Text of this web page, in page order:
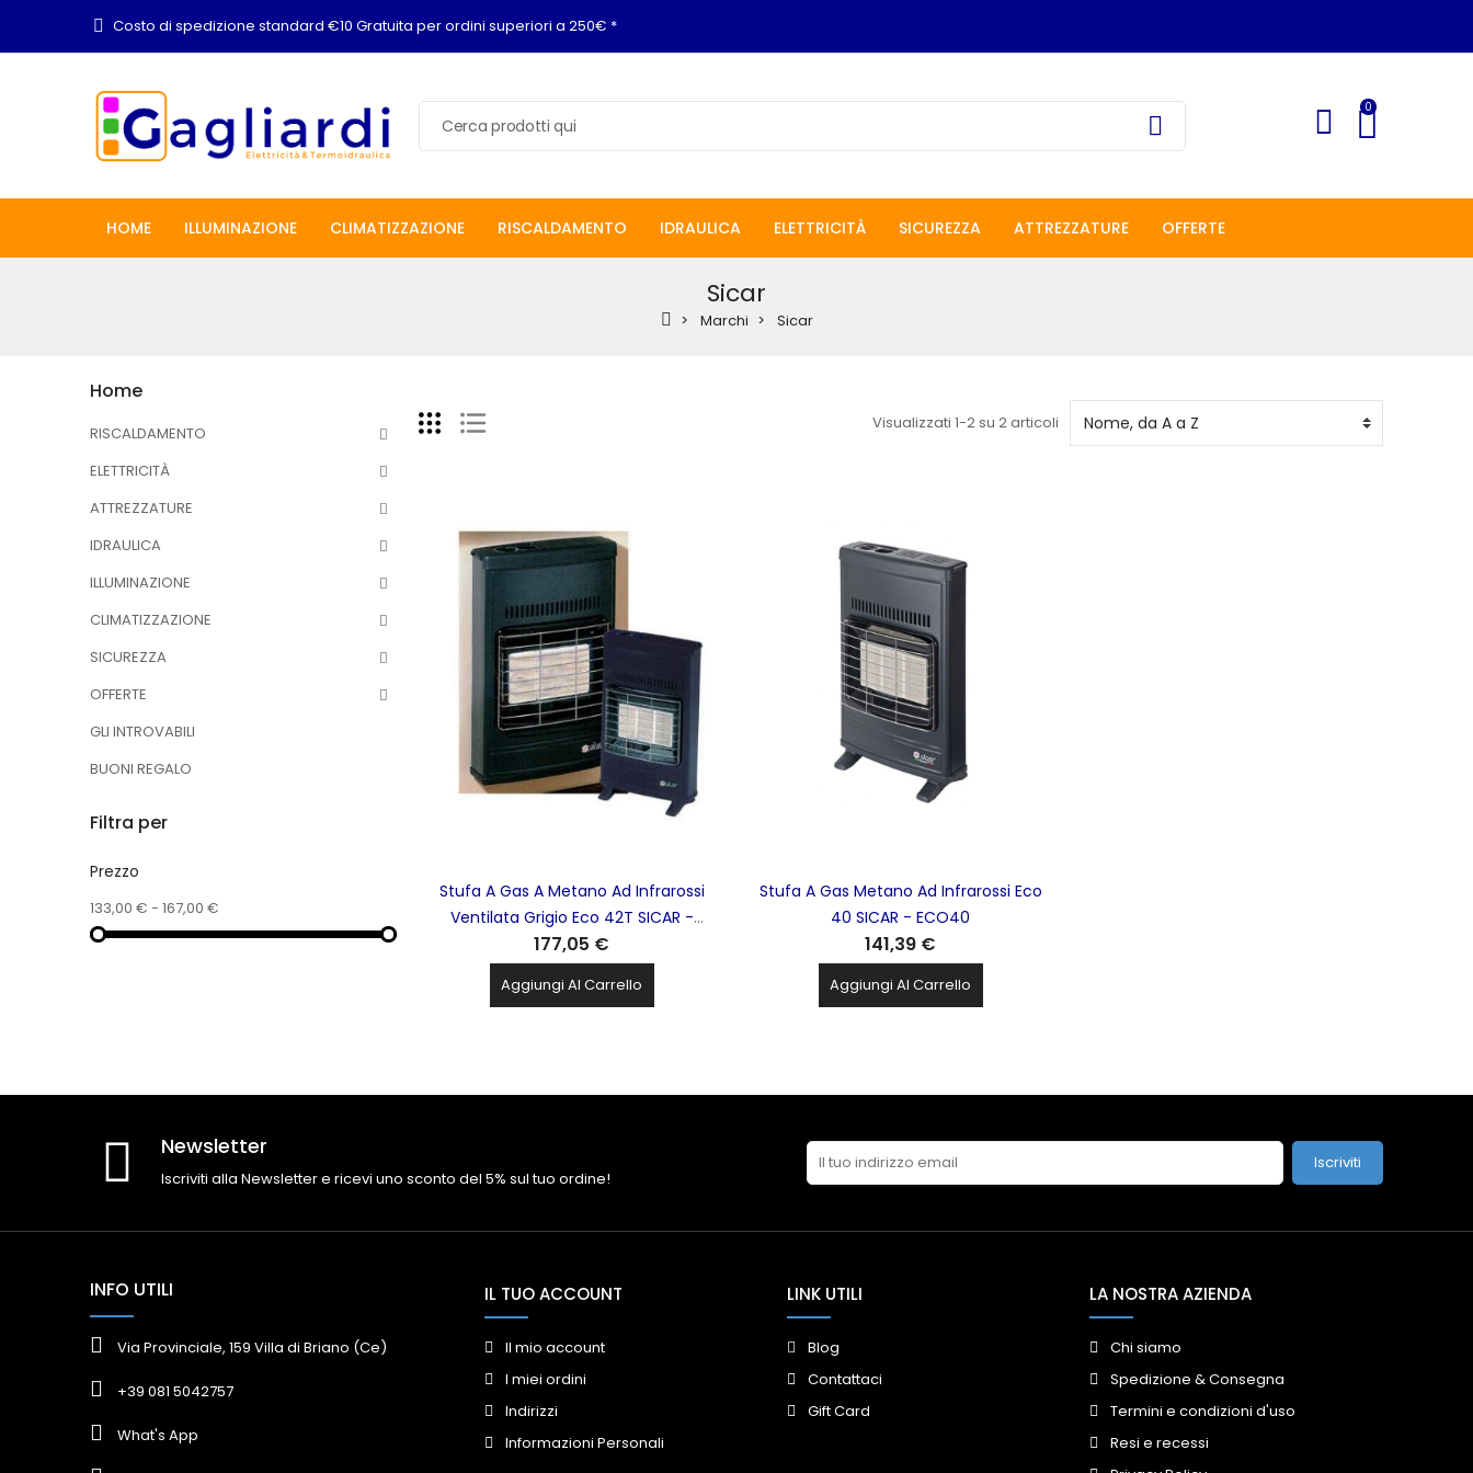
Costo di spedizione standard €10 Gratuita per ordini superiori a 250€ *
0
HOME ILLUMINAZIONE CLIMATIZZAZIONE RISCALDAMENTO IDRAULICA ELETTRICITÀ SICUREZZA ATTREZZATURE OFFERTE
Sicar
Marchi Sicar
Home
RISCALDAMENTO
ELETTRICITÀ
ATTREZZATURE
IDRAULICA
ILLUMINAZIONE
CLIMATIZZAZIONE
SICUREZZA
OFFERTE
GLI INTROVABILI
BUONI REGALO
Filtra per
Prezzo
133,00 € - 167,00 €
Visualizzati 1-2 su 2 articoli
Stufa A Gas A Metano Ad Infrarossi
Ventilata Grigio Eco 42T SICAR -
ECO42T
177,05 €
Aggiungi Al Carrello
Stufa A Gas Metano Ad Infrarossi Eco
40 SICAR - ECO40
141,39 €
Aggiungi Al Carrello
Newsletter
Iscriviti alla Newsletter e ricevi uno sconto del 5% sul tuo ordine!
Iscriviti
INFO UTILI
Via Provinciale, 159 Villa di Briano (Ce)
+39 081 5042757
What's App
IL TUO ACCOUNT
Il mio account
I miei ordini
Indirizzi
Informazioni Personali
LINK UTILI
Blog
Contattaci
Gift Card
LA NOSTRA AZIENDA
Chi siamo
Spedizione & Consegna
Termini e condizioni d'uso
Resi e recessi